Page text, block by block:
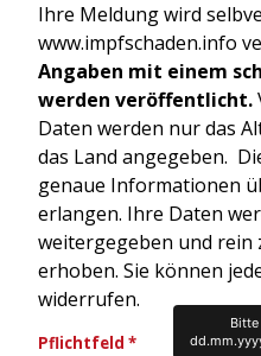
Ihre Meldung wird
www.impfschaden.info
Angaben mit einem
werden veröffentlicht.
Daten werden nur das
das Land angegeben.
genaue Informationen
erlangen. Ihre Daten
weitergegeben und rein
erhoben. Sie können
widerrufen.
Pflichtfeld *